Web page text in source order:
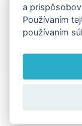
a
Používaním
používaním